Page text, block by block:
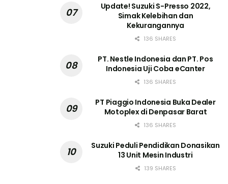
Update! Suzuki S-Presso 2022,
Simak Kelebihan dan
Kekurangannya
136 SHARES
PT. Nestle Indonesia dan PT. Pos
Indonesia Uji Coba eCanter
136 SHARES
PT Piaggio Indonesia Buka Dealer
Motoplex di Denpasar Barat
136 SHARES
Suzuki Peduli Pendidikan Donasikan
13 Unit Mesin Industri
139 SHARES